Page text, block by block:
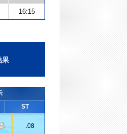
16:15
果
ST
.08